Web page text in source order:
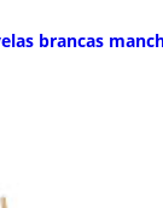
brancas